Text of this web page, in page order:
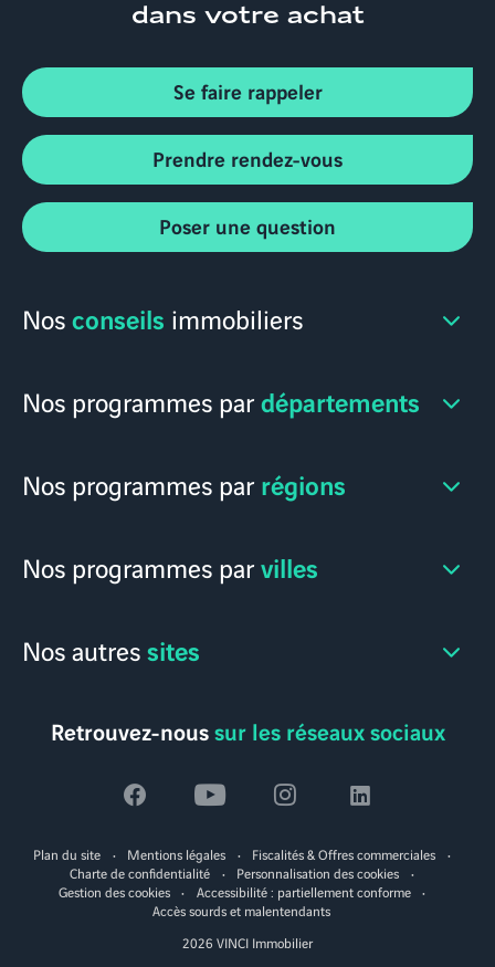
dans votre achat
Se faire rappeler
Prendre rendez-vous
Poser une question
Nosconseils immobiliers
Nos programmes pardépartements
Nos programmes par régions
Nos programmes parvilles
Nos autressites
Retrouvez-noussur les réseaux sociaux
Voir
la
page
facebook
Voir
la
page
youtube
Voir
la
page
instagram
Voir
page
linkedin
Plan du site Mentions légales
Fiscalités & Offres commerciales
Charte de confidentialité
Personnalisation des cookies
Gestion des cookies
Accessibilité : partiellement conforme
Accès sourds et malentendants
2026 VINCI Immobilier